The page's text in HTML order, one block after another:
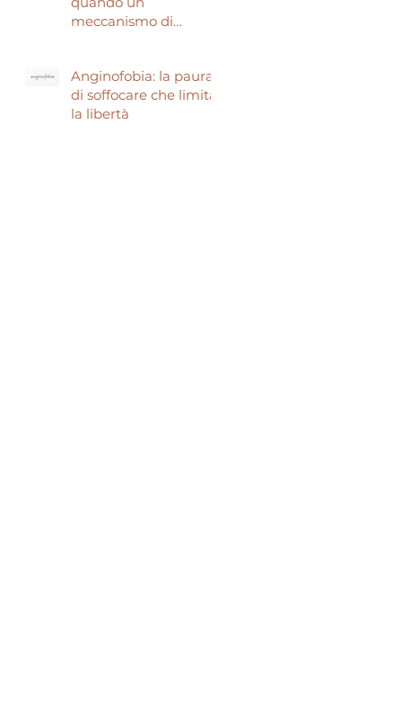
meccanismo di
Anginofobia: la paura
di soffocare che limita
la libertà